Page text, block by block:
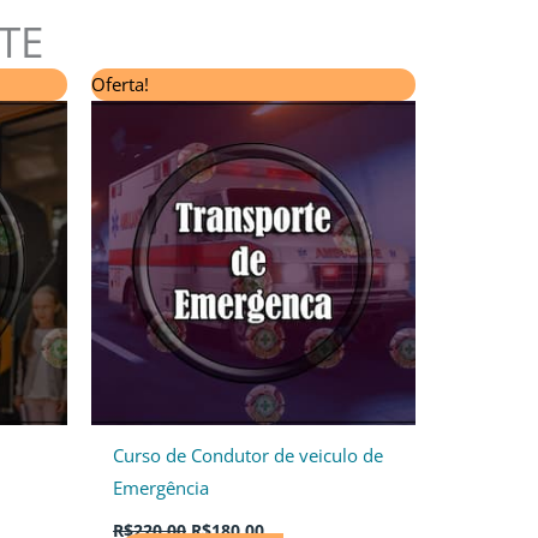
Oferta!
Curso de Condutor de veiculo de
Emergência
R$220,00
preço
era:
R$220,00.
R$180,00
preço
atual
é:
R$180,00.